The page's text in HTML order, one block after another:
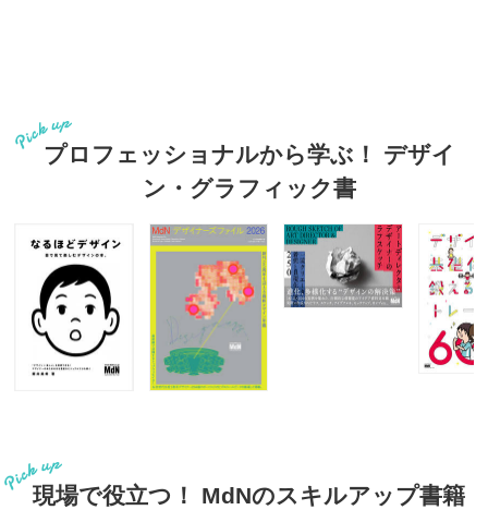
プロフェッショナルから学ぶ！ デザイ
ン・グラフィック書
現場で役立つ！ MdNのスキルアップ書籍